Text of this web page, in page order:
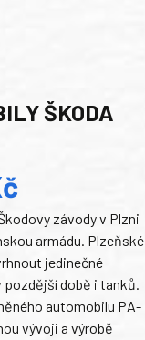
ŠKODA
závody v Plzni
armádu. Plzeňské
jedinečné
době i tanků.
automobilu PA-
vývoji a výrobě